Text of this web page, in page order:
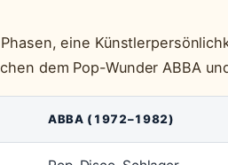
eine
dem Pop-Wunder ABBA
ABBA (1972–1982)